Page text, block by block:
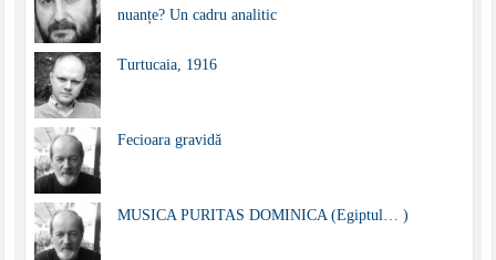
nuanțe? Un cadru analitic
Turtucaia, 1916
Fecioara gravidă
MUSICA PURITAS DOMINICA (Egiptul… )